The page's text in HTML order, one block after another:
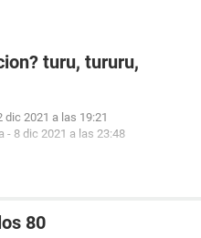
turu, tururu,
dic 2021 a las 19:21
- 8 dic 2021 a las 23:48
80